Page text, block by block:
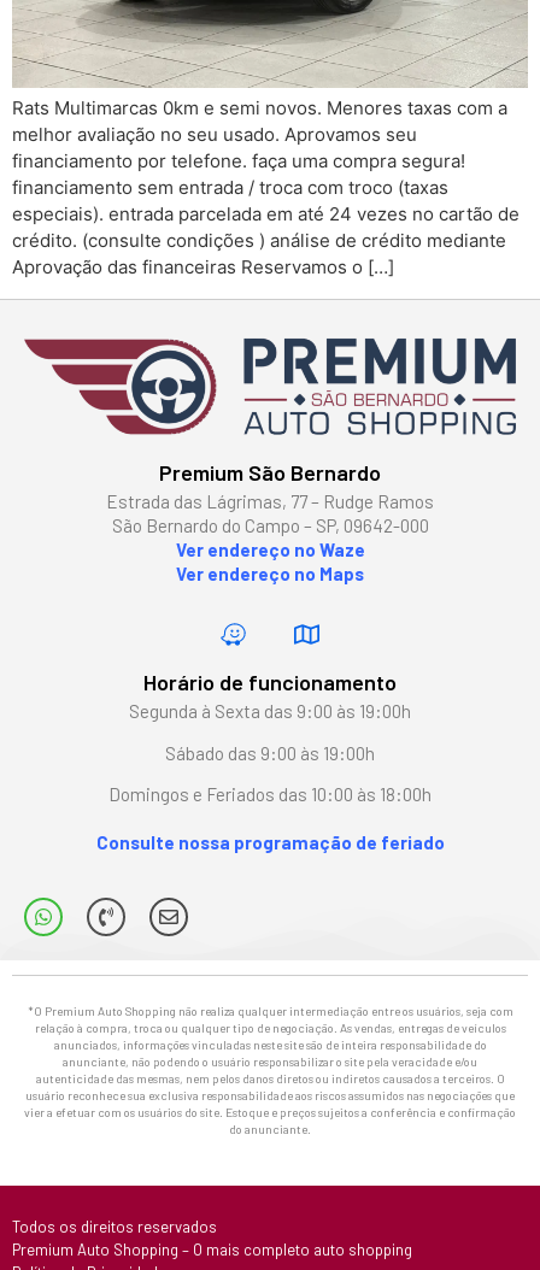
Rats Multimarcas 0km e semi novos. Menores taxas com a
melhor avaliação no seu usado. Aprovamos seu
financiamento por telefone. faça uma compra segura!
financiamento sem entrada / troca com troco (taxas
especiais). entrada parcelada em até 24 vezes no cartão de
crédito. (consulte condições ) análise de crédito mediante
Aprovação das financeiras Reservamos o […]
Premium São Bernardo
Estrada das Lágrimas, 77 – Rudge Ramos
São Bernardo do Campo – SP, 09642-000
Ver endereço no Waze
Ver endereço no Maps
Horário de funcionamento
Segunda à Sexta das 9:00 às 19:00h
Sábado das 9:00 às 19:00h
Domingos e Feriados das 10:00 às 18:00h
Consulte nossa programação de feriado
*O Premium Auto Shopping não realiza qualquer intermediação entre os usuários, seja com
relação à compra, troca ou qualquer tipo de negociação. As vendas, entregas de veículos
anunciados, informações vinculadas neste site são de inteira responsabilidade do
anunciante, não podendo o usuário responsabilizar o site pela veracidade e/ou
autenticidade das mesmas, nem pelos danos diretos ou indiretos causados a terceiros. O
usuário reconhece sua exclusiva responsabilidade aos riscos assumidos nas negociações que
vier a efetuar com os usuários do site. Estoque e preços sujeitos a conferência e confirmação
do anunciante.
Todos os direitos reservados
Premium Auto Shopping – O mais completo auto shopping